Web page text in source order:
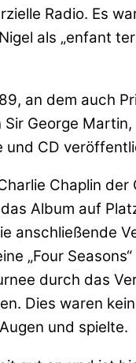
Radio. Es
als „enfant
an dem auch
George
und CD
Chaplin
Album auf
„Four
durch das
Dies waren
und spielte.